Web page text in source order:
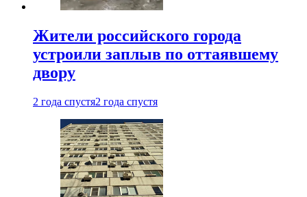
Жители российского города
устроили заплыв по оттаявшему
двору
2 года спустя2 года спустя